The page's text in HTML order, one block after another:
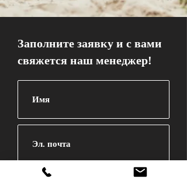
Заполните заявку и с вами
свяжется наш менеджер!